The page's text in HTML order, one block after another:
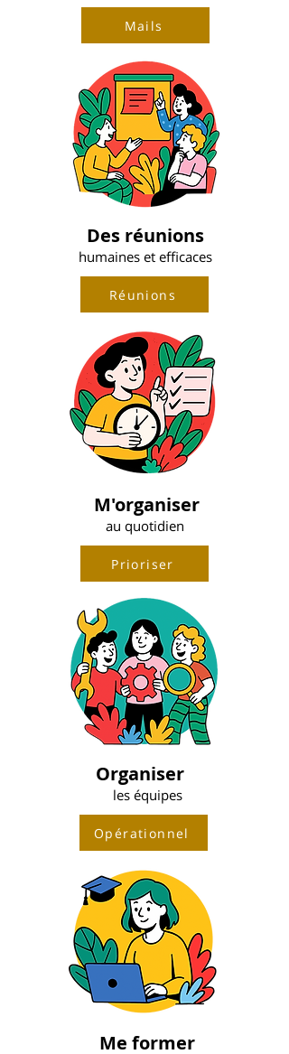
Mails
Des réunions
humaines et efficaces
Réunions
M'organiser
au quotidien
Prioriser
Organiser
les équipes
Opérationnel
Me former